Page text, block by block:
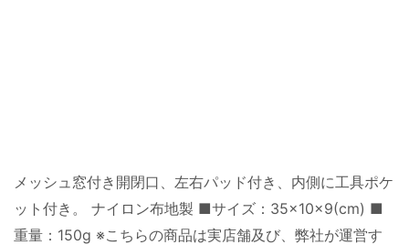
メッシュ窓付き開閉口、左右パッド付き、内側に工具ポケ
ット付き。 ナイロン布地製 ■サイズ：35×10×9(cm) ■
重量：150g ※こちらの商品は実店舗及び、弊社が運営す